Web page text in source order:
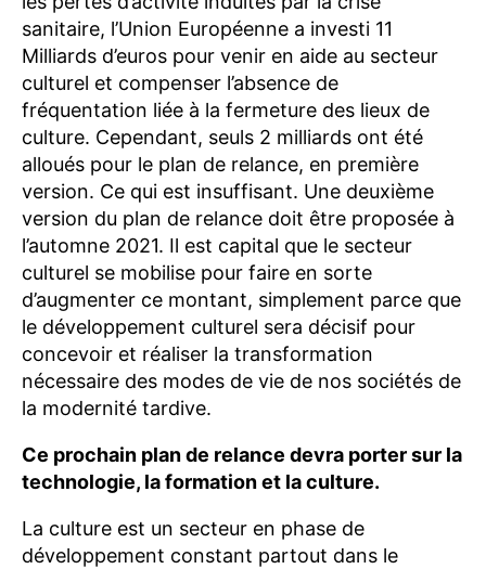
sanitaire, l’Union Européenne a investi 11
Milliards d’euros pour venir en aide au secteur
culturel et compenser l’absence de
fréquentation liée à la fermeture des lieux de
culture. Cependant, seuls 2 milliards ont été
alloués pour le plan de relance, en première
version. Ce qui est insuffisant. Une deuxième
version du plan de relance doit être proposée à
l’automne 2021. Il est capital que le secteur
culturel se mobilise pour faire en sorte
d’augmenter ce montant, simplement parce que
le développement culturel sera décisif pour
concevoir et réaliser la transformation
nécessaire des modes de vie de nos sociétés de
la modernité tardive.
Ce prochain plan de relance devra porter sur la
technologie, la formation et la culture.
La culture est un secteur en phase de
développement constant partout dans le